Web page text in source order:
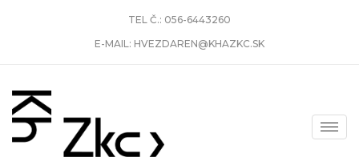
TEL Č.: 056-6443260
E-MAIL: HVEZDAREN@KHAZKC.SK